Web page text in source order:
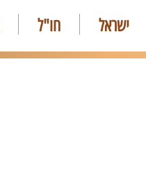
ישראל חו"ל